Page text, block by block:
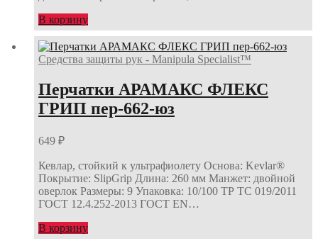
В корзину
Средства защиты рук - Manipula Specialist™
Перчатки АРАМАКС ФЛЕКС
ГРИП пер-662-юз
649 ₽
Кевлар, стойкий к ультрафиолету Основа: Kevlar®
Покрытие: SlipGrip Длина: 260 мм Манжет: двойной
оверлок Размеры: 9 Упаковка: 10/100 ТР ТС 019/2011
ГОСТ 12.4.252-2013 ГОСТ ЕN…
В корзину